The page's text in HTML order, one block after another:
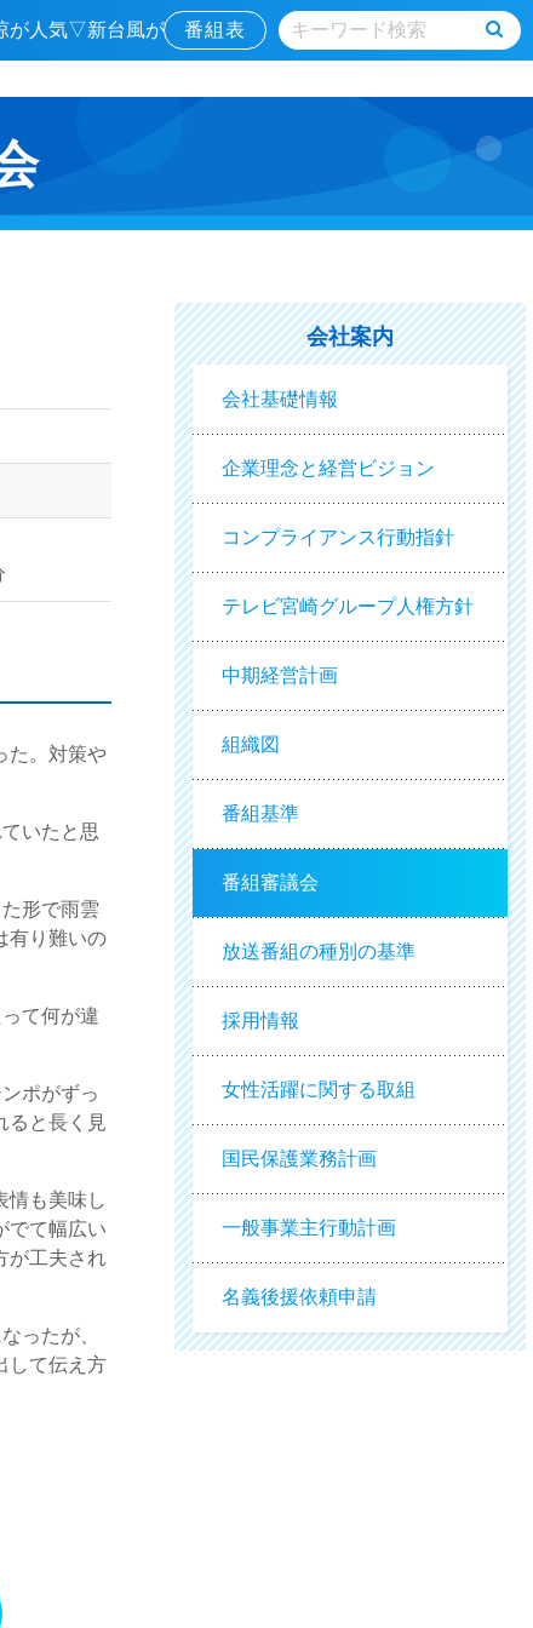
が人気▽新台風が
番組表
た。対策や
いたと思
形で雨雲
有り難いの
て何が違
ポがずっ
ると長く見
情も美味し
でて幅広い
が工夫され
ったが、
して伝え方
会社案内
会社基礎情報
企業理念と経営ビジョン
コンプライアンス行動指針
テレビ宮崎グループ人権方針
中期経営計画
組織図
番組基準
番組審議会
放送番組の種別の基準
採用情報
女性活躍に関する取組
国民保護業務計画
一般事業主行動計画
名義後援依頼申請